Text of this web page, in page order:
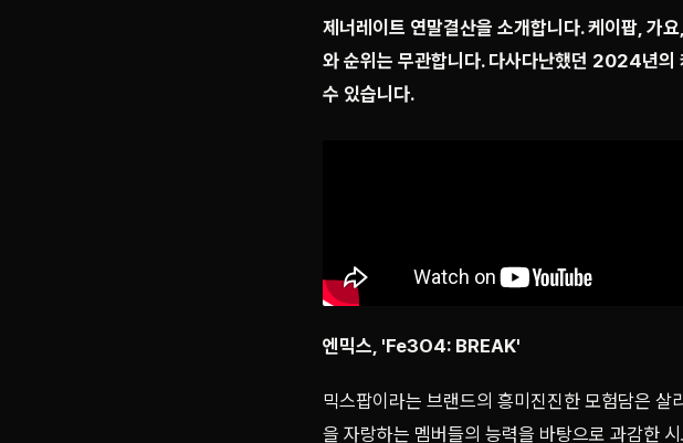
제너레이트 연말결산을 소개합니다. 케이팝, 가
와 순위는 무관합니다. 다사다난했던 2024년의
수 있습니다.
엔믹스, 'Fe3O4: BREAK'
믹스팝이라는 브랜드의 흥미진진한 모험담은
을 자랑하는 멤버들의 능력을 바탕으로 과감한